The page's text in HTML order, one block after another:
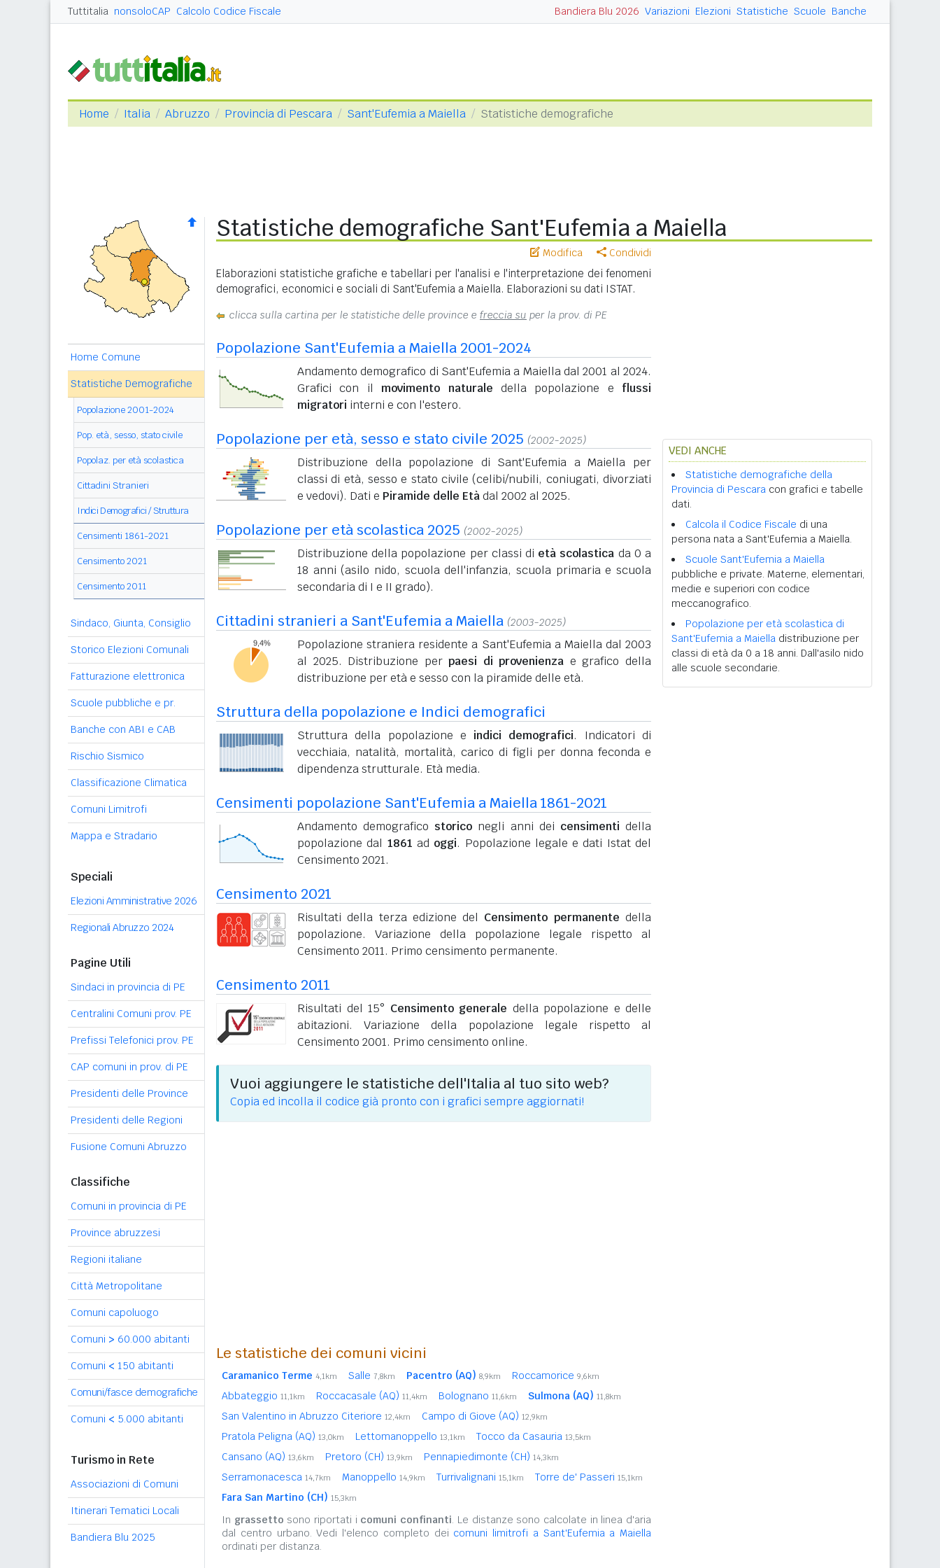
Tuttitalia nonsoloCAP Calcolo Codice Fiscale Bandiera Blu 2026 Variazioni Elezioni Statistiche Scuole Banche
Home Italia Abruzzo Provincia di Pescara Sant'Eufemia a Maiella Statistiche demografiche
Home Comune
Statistiche Demografiche
Popolazione 2001-2024
Pop. età, sesso, stato civile
Popolaz. per età scolastica
Cittadini Stranieri
Indici Demografici / Struttura
Censimenti 1861-2021
Censimento 2021
Censimento 2011
Sindaco, Giunta, Consiglio
Storico Elezioni Comunali
Fatturazione elettronica
Scuole pubbliche e pr.
Banche con ABI e CAB
Rischio Sismico
Classificazione Climatica
Comuni Limitrofi
Mappa e Stradario
Speciali
Elezioni Amministrative 2026
Regionali Abruzzo 2024
Pagine Utili
Sindaci in provincia di PE
Centralini Comuni prov. PE
Prefissi Telefonici prov. PE
CAP comuni in prov. di PE
Presidenti delle Province
Presidenti delle Regioni
Fusione Comuni Abruzzo
Classifiche
Comuni in provincia di PE
Province abruzzesi
Regioni italiane
Città Metropolitane
Comuni capoluogo
Comuni > 60.000 abitanti
Comuni < 150 abitanti
Comuni/fasce demografiche
Comuni < 5.000 abitanti
Turismo in Rete
Associazioni di Comuni
Itinerari Tematici Locali
Bandiera Blu 2025
Statistiche demografiche Sant'Eufemia a Maiella
Modifica Condividi
Elaborazioni statistiche grafiche e tabellari per l'analisi e l'interpretazione dei fenomeni
demografici, economici e sociali di Sant'Eufemia a Maiella. Elaborazioni su dati ISTAT.
clicca sulla cartina per le statistiche delle province e freccia su per la prov. di PE
Popolazione Sant'Eufemia a Maiella 2001-2024
Andamento demografico di Sant'Eufemia a Maiella dal 2001 al 2024.
Grafici con il movimento naturale della popolazione e flussi
migratori interni e con l'estero.
Popolazione per età, sesso e stato civile 2025 (2002-2025)
Distribuzione della popolazione di Sant'Eufemia a Maiella per
classi di età, sesso e stato civile (celibi/nubili, coniugati, divorziati
e vedovi). Dati e Piramide delle Etàdal 2002 al 2025.
Popolazione per età scolastica 2025 (2002-2025)
Distribuzione della popolazione per classi di età scolastica da 0 a
18 anni (asilo nido, scuola dell'infanzia, scuola primaria e scuola
secondaria di I e II grado).
Cittadini stranieri a Sant'Eufemia a Maiella (2003-2025)
Popolazione straniera residente a Sant'Eufemia a Maiella dal 2003
al 2025. Distribuzione perpaesi di provenienza e grafico della
distribuzione per età e sesso con la piramide delle età.
Struttura della popolazione e Indici demografici
Struttura della popolazione e indici demografici. Indicatori di
vecchiaia, natalità, mortalità, carico di figli per donna feconda e
dipendenza strutturale. Età media.
Censimenti popolazione Sant'Eufemia a Maiella 1861-2021
Andamento demografico storico negli anni dei censimenti della
popolazione dal 1861 ad oggi. Popolazione legale e dati Istat del
Censimento 2021.
Censimento 2021
Risultati della terza edizione del Censimento permanente della
popolazione. Variazione della popolazione legale rispetto al
Censimento 2011. Primo censimento permanente.
Censimento 2011
Risultati del 15° Censimento generale della popolazione e delle
abitazioni. Variazione della popolazione legale rispetto al
Censimento 2001. Primo censimento online.
Vuoi aggiungere le statistiche dell'Italia al tuo sito web?
Copia ed incolla il codice già pronto con i grafici sempre aggiornati!
Le statistiche dei comuni vicini
Caramanico Terme 4,1km Salle 7,8km Pacentro (AQ) 8,9km Roccamorice 9,6km
Abbateggio 11,1km Roccacasale (AQ) 11,4km Bolognano 11,6km Sulmona (AQ) 11,8km
San Valentino in Abruzzo Citeriore 12,4km Campo di Giove (AQ) 12,9km
Pratola Peligna (AQ) 13,0km Lettomanoppello 13,1km Tocco da Casauria 13,5km
Cansano (AQ) 13,6km Pretoro (CH) 13,9km Pennapiedimonte (CH) 14,3km
Serramonacesca 14,7km Manoppello 14,9km Turrivalignani 15,1km Torre de' Passeri 15,1km
Fara San Martino (CH) 15,3km
In grassetto sono riportati i comuni confinanti. Le distanze sono calcolate in linea d'aria
dal centro urbano. Vedi l'elenco completo dei comuni limitrofi a Sant'Eufemia a Maiella
ordinati per distanza.
VEDI ANCHE
Statistiche demografiche della
Provincia di Pescara con grafici e tabelle
dati.
Calcola il Codice Fiscale di una
persona nata a Sant'Eufemia a Maiella.
Scuole Sant'Eufemia a Maiella
pubbliche e private. Materne, elementari,
medie e superiori con codice
meccanografico.
Popolazione per età scolastica di
Sant'Eufemia a Maiella distribuzione per
classi di età da 0 a 18 anni. Dall'asilo nido
alle scuole secondarie.